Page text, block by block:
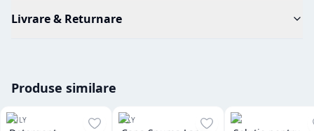
Livrare & Returnare
Produse similare
PULY ILLY LF